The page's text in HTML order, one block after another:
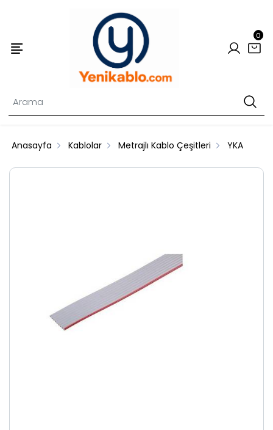
0
Anasayfa Kablolar Metrajlı Kablo Çeşitleri YKA